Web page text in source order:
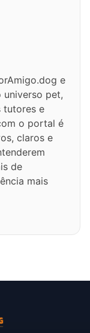
e
universo pet,
tutores e
o portal é
claros e
de
mais